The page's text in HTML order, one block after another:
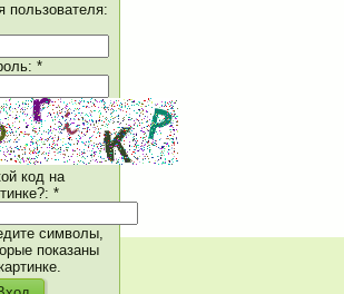
пользователя:
*
код на
*
символы,
показаны